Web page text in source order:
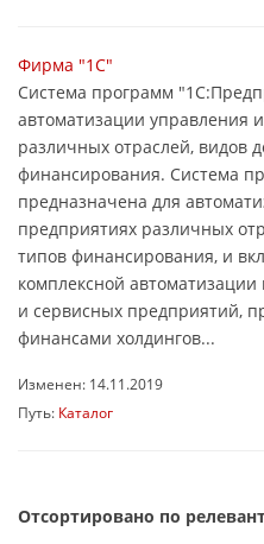
Фирма "1С"
Система программ
автоматизации управления
различных отраслей, видов
финансирования. Система
предназначена для
предприятиях различных
типов финансирования, и
комплексной
и сервисных предприятий,
финансами холдингов...
Изменен: 14.11.2019
Путь: Каталог
Отсортировано по